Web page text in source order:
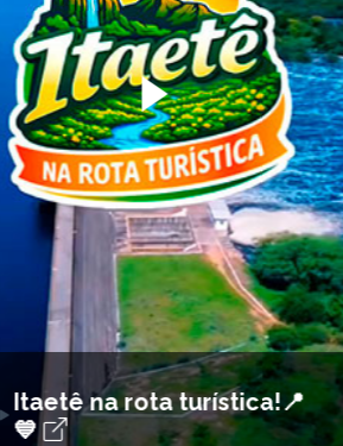
Itaetê: terra do Poço
Encantado!💙